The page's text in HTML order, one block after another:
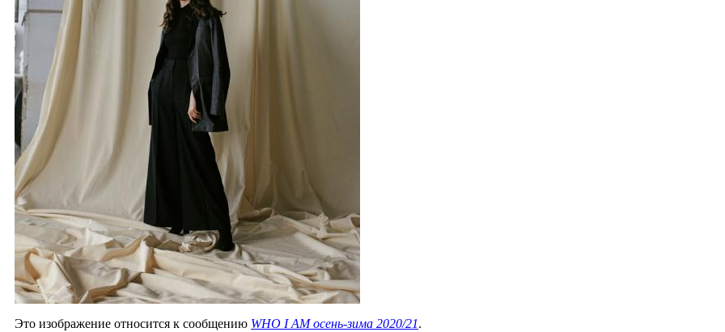
Это изображение относится к сообщению WHO I AM осень-зима 2020/21.